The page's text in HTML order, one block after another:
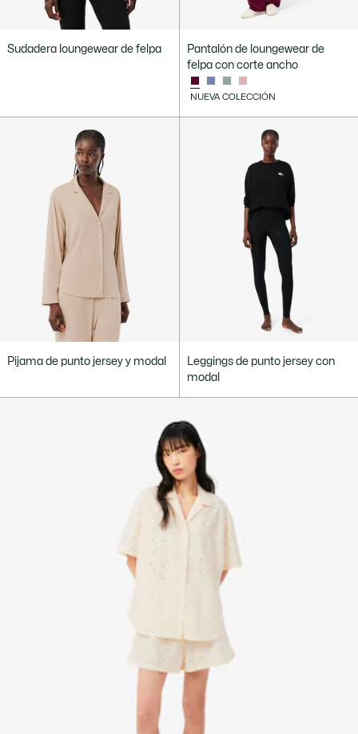
Sudadera loungewear de felpa
Pantalón de loungewear de
felpa con corte ancho
NUEVA COLECCIÓN
Pijama de punto jersey y modal
Leggings de punto jersey con
modal